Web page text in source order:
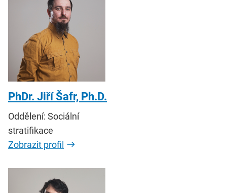
PhDr. Jiří Šafr, Ph.D.
Oddělení: Sociální
stratifikace
Zobrazit profil